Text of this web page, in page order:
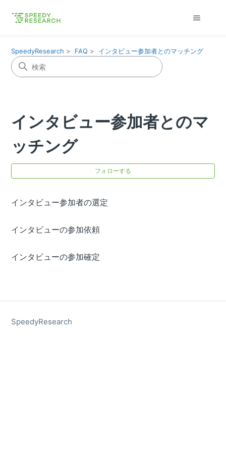
SpeedyResearch FAQ インタビュー参加者とのマッチング
インタビュー参加者とのマ
ッチング
フォローする 0
インタビュー参加者の選定
インタビューの参加依頼
インタビューの参加確定
SpeedyResearch